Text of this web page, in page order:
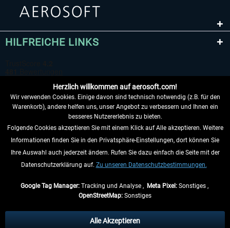
HILFREICHE LINKS
VERTRAG WIDERRUFEN
INFORMATIONEN
anders beschrieben.
Herzlich willkommen auf aerosoft.com!
Wir verwenden Cookies. Einige davon sind technisch notwendig (z.B. für den
Warenkorb), andere helfen uns, unser Angebot zu verbessern und Ihnen ein
besseres Nutzererlebnis zu bieten.
Folgende Cookies akzeptieren Sie mit einem Klick auf Alle akzeptieren. Weitere
Informationen finden Sie in den Privatsphäre-Einstellungen, dort können Sie
Ihre Auswahl auch jederzeit ändern. Rufen Sie dazu einfach die Seite mit der
Datenschutzerklärung auf. Zu unseren Datenschutzbestimmungen.
Google Tag Manager:Tracking und Analyse , Meta Pixel:Sonstiges ,
OpenStreetMap: Sonstiges
Alle Akzeptieren